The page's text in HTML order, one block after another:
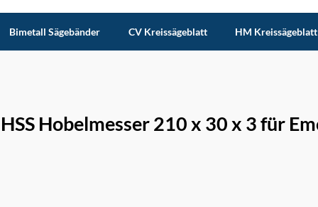
Bimetall Sägebänder CV Kreissägeblatt HM Kreissägeblatt
Hobelmesser 210 x 30 x 3 für